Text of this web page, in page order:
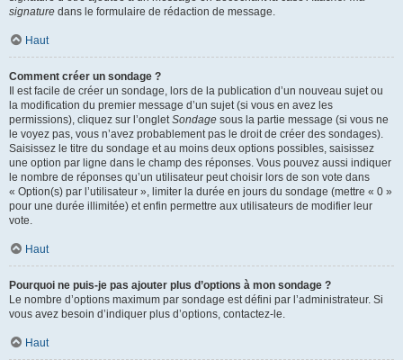
signature dans le formulaire de rédaction de message.
Haut
Comment créer un sondage ?
Il est facile de créer un sondage, lors de la publication d’un nouveau sujet ou
la modification du premier message d’un sujet (si vous en avez les
permissions), cliquez sur l’ongletSondage sous la partie message (si vous ne
le voyez pas, vous n’avez probablement pas le droit de créer des sondages).
Saisissez le titre du sondage et au moins deux options possibles, saisissez
une option par ligne dans le champ des réponses. Vous pouvez aussi indiquer
le nombre de réponses qu’un utilisateur peut choisir lors de son vote dans
« Option(s) par l’utilisateur », limiter la durée en jours du sondage (mettre « 0 »
pour une durée illimitée) et enfin permettre aux utilisateurs de modifier leur
vote.
Haut
Pourquoi ne puis-je pas ajouter plus d’options à mon sondage ?
Le nombre d’options maximum par sondage est défini par l’administrateur. Si
vous avez besoin d’indiquer plus d’options, contactez-le.
Haut